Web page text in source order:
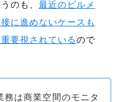
のも、 最近のビルメ
に進めないケースも
要視されているので
務は商業空間のモニタ